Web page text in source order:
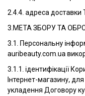
2.4.4. адреса доставки
3.МЕТА ЗБОРУ ТА
3.1. Персональну
auribeauty.com.ua
3.1.1. ідентифікації
Інтернет-магазину,
укладення Договору